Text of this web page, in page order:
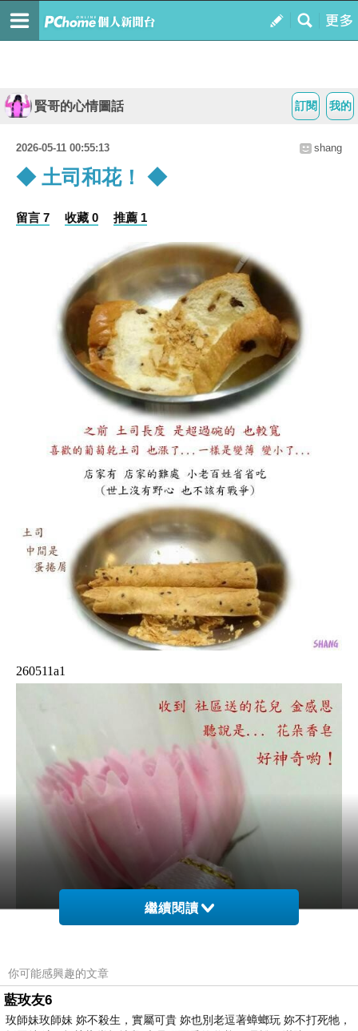
我的
訂閱
賢哥的心情圖話
2026-05-11 00:55:13 shang
◆ 土司和花！ ◆
留言 7 收藏 0 推薦 1
260511a1
繼續閱讀
你可能感興趣的文章
藍玫友6
玫師妹玫師妹 妳不殺生，實屬可貴 妳也別老逗著蟑螂玩 妳不打死牠，